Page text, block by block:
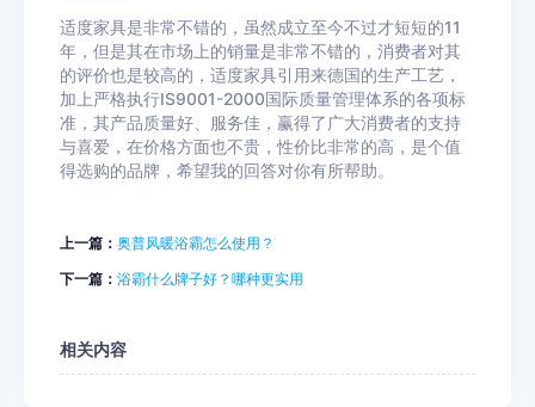
适度家具是非常不错的，虽然成立至今不过才短短的11
年，但是其在市场上的销量是非常不错的，消费者对其
的评价也是较高的，适度家具引用来德国的生产工艺，
加上严格执行IS9001-2000国际质量管理体系的各项标
准，其产品质量好、服务佳，赢得了广大消费者的支持
与喜爱，在价格方面也不贵，性价比非常的高，是个值
得选购的品牌，希望我的回答对你有所帮助。
上一篇： 奥普风暖浴霸怎么使用？
下一篇： 浴霸什么牌子好？哪种更实用
相关内容